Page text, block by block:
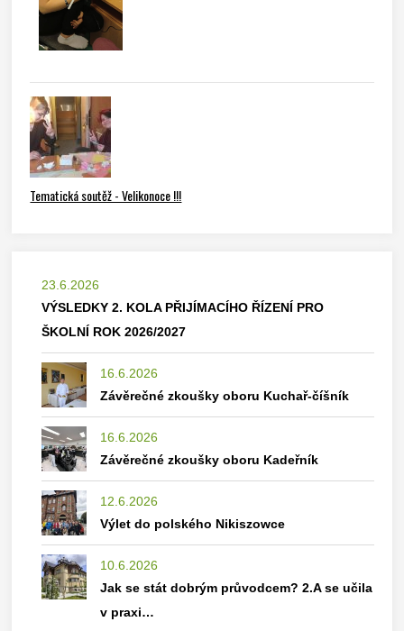
Tematická soutěž - Velikonoce !!!
23.6.2026
VÝSLEDKY 2. KOLA PŘIJÍMACÍHO ŘÍZENÍ PRO
ŠKOLNÍ ROK 2026/2027
16.6.2026
Závěrečné zkoušky oboru Kuchař-číšník
16.6.2026
Závěrečné zkoušky oboru Kadeřník
12.6.2026
Výlet do polského Nikiszowce
10.6.2026
Jak se stát dobrým průvodcem? 2.A se učila
v praxi…